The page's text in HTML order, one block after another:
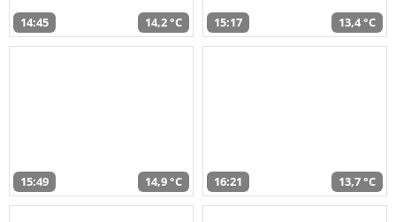
14:45 14,2 °C 15:17 13,4 °C
15:49 14,9 °C 16:21 13,7 °C